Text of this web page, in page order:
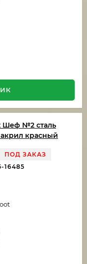
Шеф №2 сталь
акрил красный
ПОД ЗАКАЗ
16485